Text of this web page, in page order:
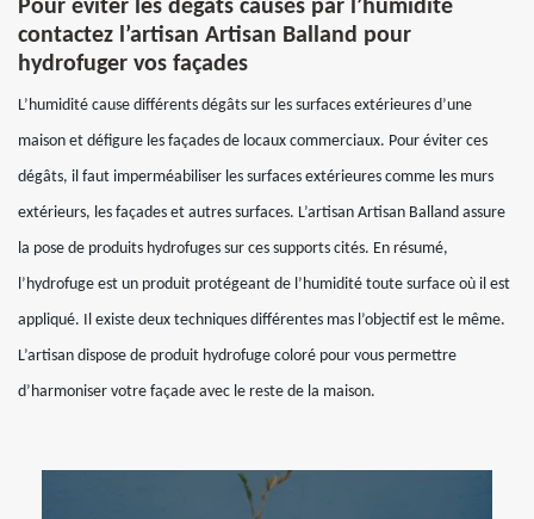
Pour éviter les dégâts causés par l’humidité
contactez l’artisan Artisan Balland pour
hydrofuger vos façades
L’humidité cause différents dégâts sur les surfaces extérieures d’une
maison et défigure les façades de locaux commerciaux. Pour éviter ces
dégâts, il faut imperméabiliser les surfaces extérieures comme les murs
extérieurs, les façades et autres surfaces. L’artisan Artisan Balland assure
la pose de produits hydrofuges sur ces supports cités. En résumé,
l’hydrofuge est un produit protégeant de l’humidité toute surface où il est
appliqué. Il existe deux techniques différentes mas l’objectif est le même.
L’artisan dispose de produit hydrofuge coloré pour vous permettre
d’harmoniser votre façade avec le reste de la maison.